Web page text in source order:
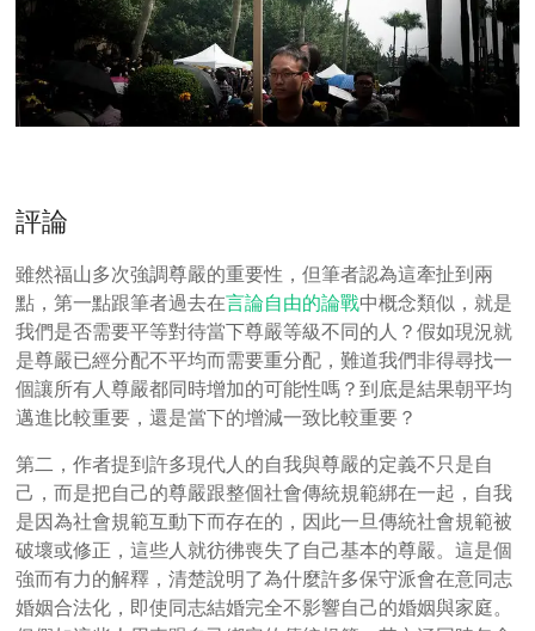
評論
雖然福山多次強調尊嚴的重要性，但筆者認為這牽扯到兩
點，第一點跟筆者過去在言論自由的論戰中概念類似，就是
我們是否需要平等對待當下尊嚴等級不同的人？假如現況就
是尊嚴已經分配不平均而需要重分配，難道我們非得尋找一
個讓所有人尊嚴都同時增加的可能性嗎？到底是結果朝平均
邁進比較重要，還是當下的增減一致比較重要？
第二，作者提到許多現代人的自我與尊嚴的定義不只是自
己，而是把自己的尊嚴跟整個社會傳統規範綁在一起，自我
是因為社會規範互動下而存在的，因此一旦傳統社會規範被
破壞或修正，這些人就彷彿喪失了自己基本的尊嚴。這是個
強而有力的解釋，清楚說明了為什麼許多保守派會在意同志
婚姻合法化，即使同志結婚完全不影響自己的婚姻與家庭。